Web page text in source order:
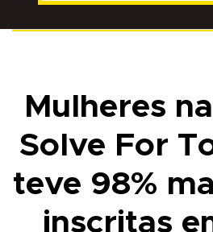
Mulheres
Solve For
teve 98%
inscritas